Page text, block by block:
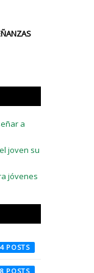
a
joven su
jóvenes